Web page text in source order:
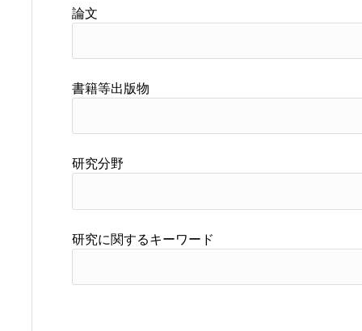
論文
書籍等出版物
研究分野
研究に関するキーワード